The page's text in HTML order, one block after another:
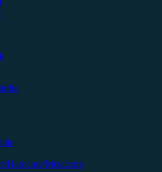
Hardcore/Metalcore